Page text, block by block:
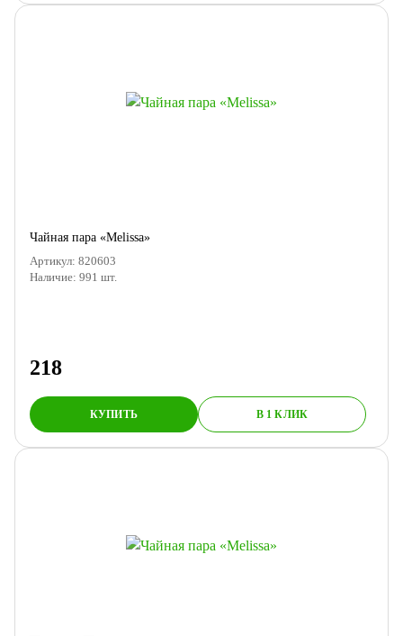
Чайная пара «Melissa»
Артикул: 820603
Наличие: 991 шт.
218
КУПИТЬ В 1 КЛИК